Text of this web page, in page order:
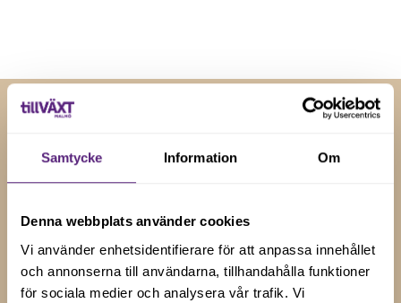
Samtycke Information Om
Denna webbplats använder cookies
Vi använder enhetsidentifierare för att anpassa innehållet
och annonserna till användarna, tillhandahålla funktioner
för sociala medier och analysera vår trafik. Vi
RELATERADE NYHETER
Insikter och tips för
företagstillväxt
Håll dig uppdaterad med våra senaste nyheter, artiklar
och uppdateringar genom att prenumerera på vårt